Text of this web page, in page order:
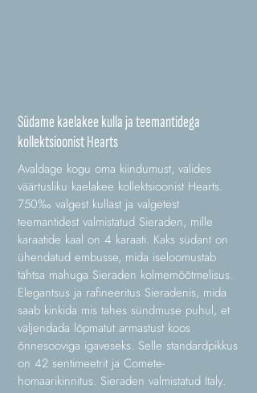
Südame kaelakee kulla ja teemantidega
kollektsioonist Hearts
Avaldage kogu oma kiindumust, valides
väärtusliku kaelakee kollektsioonist Hearts.
750‰ valgest kullast ja valgetest
teemantidest valmistatud Sieraden, mille
karaatide kaal on 4 karaati. Kaks südant on
ühendatud embusse, mida iseloomustab
tähtsa mahuga Sieraden kolmemõõtmelisus.
Elegantsus ja rafineeritus Sieradenis, mida
saab kinkida mis tahes sündmuse puhul, et
väljendada lõpmatut armastust koos
õnnesooviga igaveseks. Selle standardpikkus
on 42 sentimeetrit ja Comete-
homaarikinnitus. Sieraden valmistatud Italy.